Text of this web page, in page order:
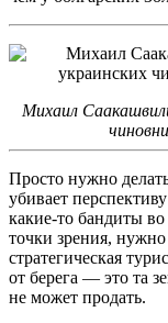
Михаил
Просто нужно
убивает
какие‑то бандиты
точки зрения,
стратегическая
от берега — это та
не может продать.